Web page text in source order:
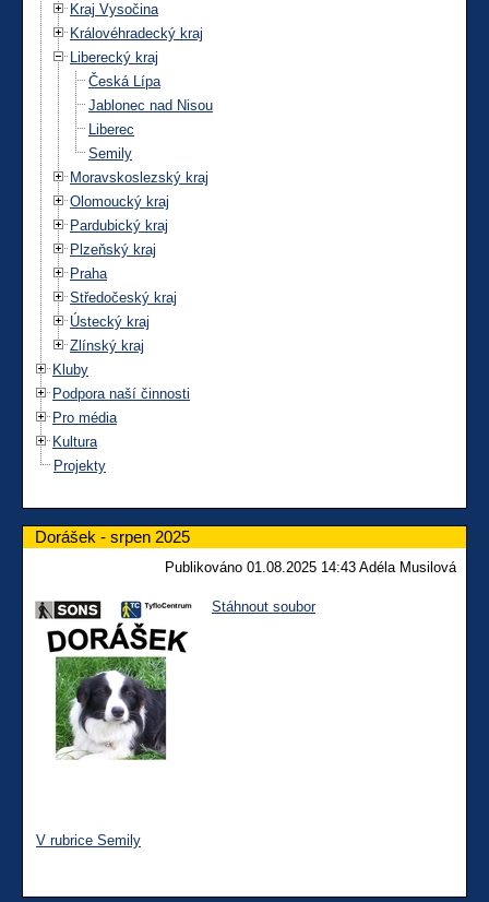
Kraj Vysočina
Královéhradecký kraj
Liberecký kraj
Česká Lípa
Jablonec nad Nisou
Liberec
Semily
Moravskoslezský kraj
Olomoucký kraj
Pardubický kraj
Plzeňský kraj
Praha
Středočeský kraj
Ústecký kraj
Zlínský kraj
Kluby
Podpora naší činnosti
Pro média
Kultura
Projekty
Dorášek - srpen 2025
Publikováno 01.08.2025 14:43 Adéla Musilová
Stáhnout soubor
V rubrice Semily